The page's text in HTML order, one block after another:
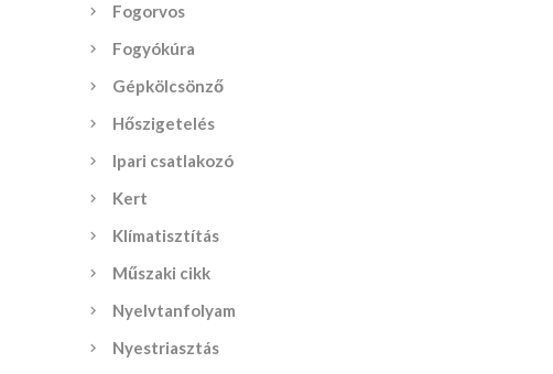
Fogorvos
Fogyókúra
Gépkölcsönző
Hőszigetelés
Ipari csatlakozó
Kert
Klímatisztítás
Műszaki cikk
Nyelvtanfolyam
Nyestriasztás